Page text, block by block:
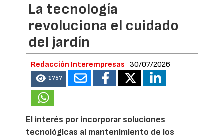
La tecnología
revoluciona el cuidado
del jardín
Redacción Interempresas 30/07/2026
1757
El interés por incorporar soluciones
tecnológicas al mantenimiento de los